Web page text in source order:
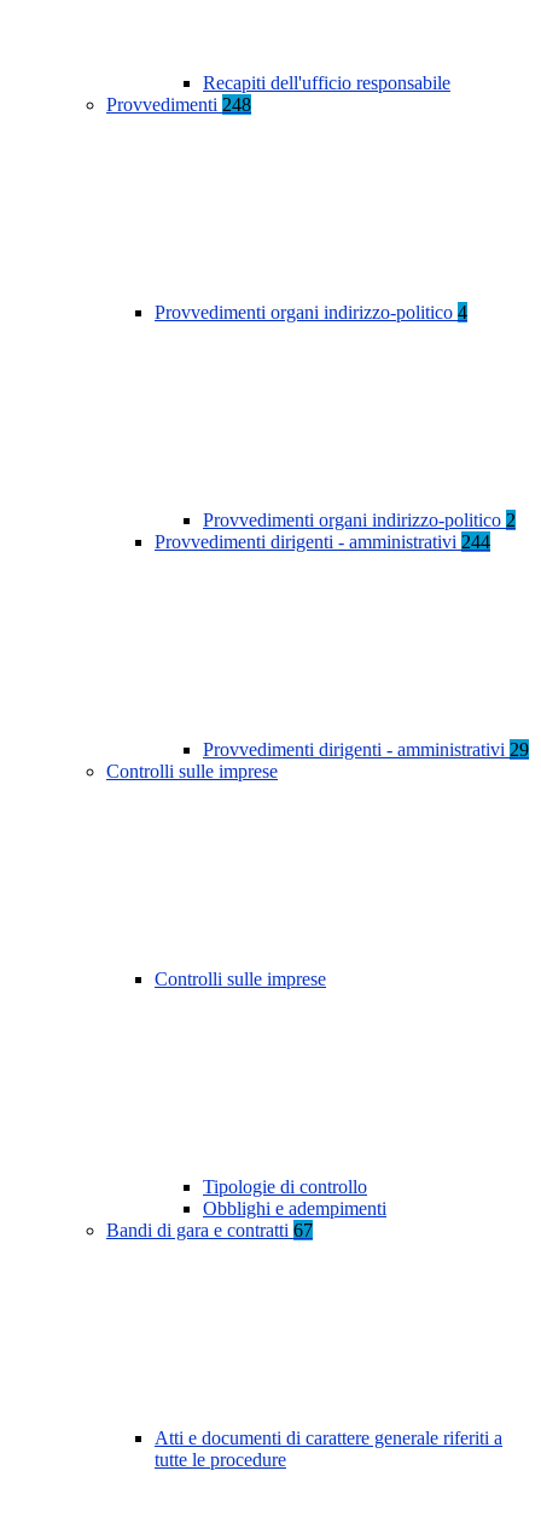
Recapiti dell'ufficio responsabile
Provvedimenti 248
Provvedimenti organi indirizzo-politico 4
Provvedimenti organi indirizzo-politico 2
Provvedimenti dirigenti - amministrativi 244
Provvedimenti dirigenti - amministrativi 29
Controlli sulle imprese
Controlli sulle imprese
Tipologie di controllo
Obblighi e adempimenti
Bandi di gara e contratti 67
Atti e documenti di carattere generale riferiti a
tutte le procedure